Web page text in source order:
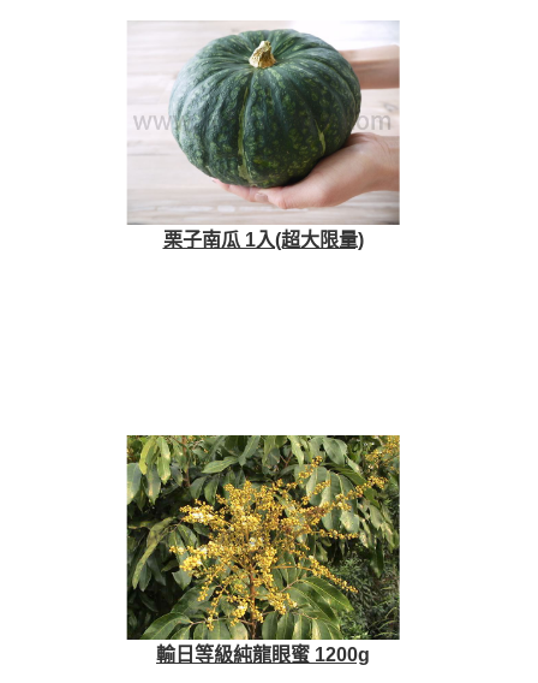
栗子南瓜 1入(超大限量)
輸日等級純龍眼蜜 1200g